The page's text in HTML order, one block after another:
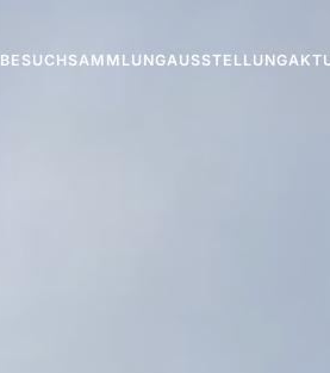
BESUCHSAMMLUNGAUSSTELLUNG